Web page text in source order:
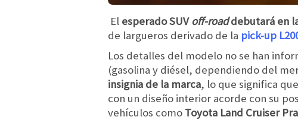
El esperado SUVoff-road debutará en
de largueros derivado de la pick-up
Los detalles del modelo no se han
(gasolina y diésel, dependiendo del
insignia de la marca, lo que significa
con un diseño interior acorde con su
vehículos como Toyota Land Cruiser